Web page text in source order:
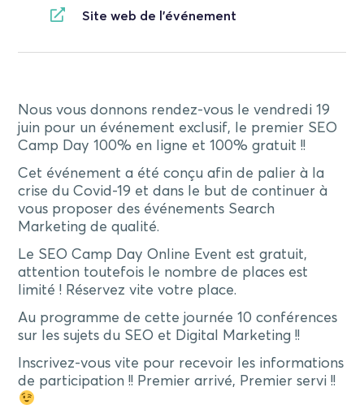
Site web de l'événement
Nous vous donnons rendez-vous le vendredi 19
juin pour un événement exclusif, le premier SEO
Camp Day 100% en ligne et 100% gratuit !!
Cet événement a été conçu afin de palier à la
crise du Covid-19 et dans le but de continuer à
vous proposer des événements Search
Marketing de qualité.
Le SEO Camp Day Online Event est gratuit,
attention toutefois le nombre de places est
limité ! Réservez vite votre place.
Au programme de cette journée 10 conférences
sur les sujets du SEO et Digital Marketing !!
Inscrivez-vous vite pour recevoir les informations
de participation !! Premier arrivé, Premier servi !!